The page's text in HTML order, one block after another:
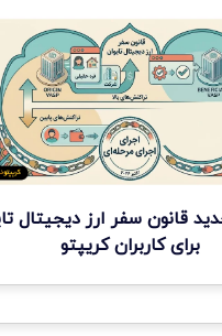
قانون سفر ارز دیجیتال
برای کاربران کریپتو